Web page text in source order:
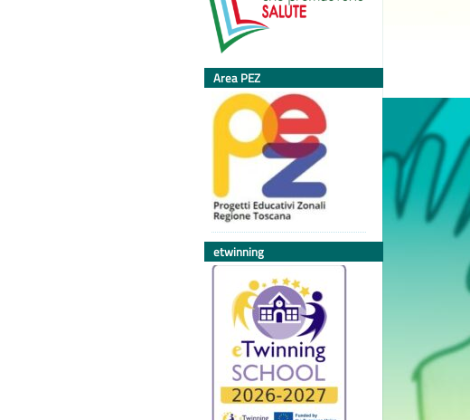
Area PEZ
etwinning